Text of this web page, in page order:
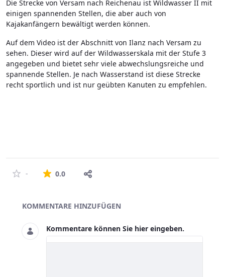
Die Strecke von Versam nach Reichenau ist Wildwasser II mit
einigen spannenden Stellen, die aber auch von
Kajakanfängern bewältigt werden können.
Auf dem Video ist der Abschnitt von Ilanz nach Versam zu
sehen. Dieser wird auf der Wildwasserskala mit der Stufe 3
angegeben und bietet sehr viele abwechslungsreiche und
spannende Stellen. Je nach Wasserstand ist diese Strecke
recht sportlich und ist nur geübten Kanuten zu empfehlen.
- 0.0Die durchschnittliche Bewertung ist 0 von 5
Asset-Herausgeber
KOMMENTARE HINZUFÜGEN
Kommentare können Sie hier eingeben.